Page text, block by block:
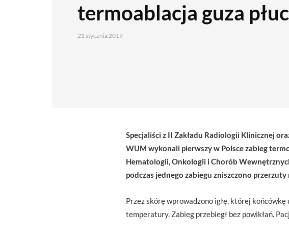
termoablacja guza
21 stycznia 2019
Specjaliści z II Zakładu Radiologii Klinicznej
WUM wykonali pierwszy w Polsce zabieg
Hematologii, Onkologii i Chorób
podczas jednego zabiegu zniszczono
Przez skórę wprowadzono igłę, której
temperatury. Zabieg przebiegł bez powikłań.